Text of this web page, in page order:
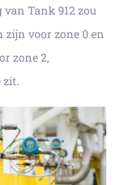
Tank 912 zou
voor zone 0 en
zone 2,
zit.